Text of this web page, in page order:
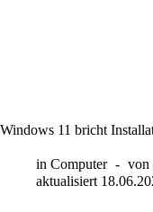
Windows 11 bricht
in Computer von
aktualisiert